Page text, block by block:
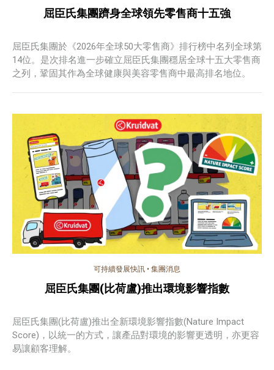
屈臣氏集團躋身全球領先零售商十五強
屈臣氏集團於《2026年全球50大零售商》排行榜中名列全球第
14位。是次排名進一步確立屈臣氏集團穩居全球十五大零售商
之列，鞏固其作為全球健康與美容零售商中最高排名地位。
可持續發展快訊 • 集團消息
屈臣氏集團(比荷盧)推出環境影響指數
屈臣氏集團(比荷盧)推出全新環境影響指數(Nature Impact
Score)，以統一的方式，讓產品對環境的影響更透明，亦更容
易讓顧客理解。